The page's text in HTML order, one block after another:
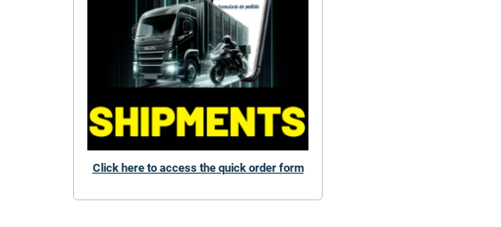
Click here to access the quick order form